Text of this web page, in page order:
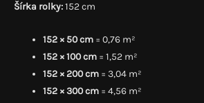
Šírka rolky:152 cm
152 × 50 cm = 0,76 m²
152 × 100 cm = 1,52 m²
152 × 200 cm = 3,04 m²
152 × 300 cm = 4,56 m²